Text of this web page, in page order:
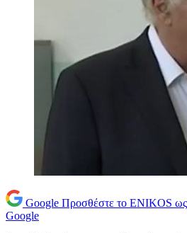
Google Προσθέστε το ENIKOS
Google